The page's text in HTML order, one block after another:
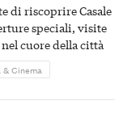
di riscoprire Casale
speciali, visite
cuore della città
Cinema